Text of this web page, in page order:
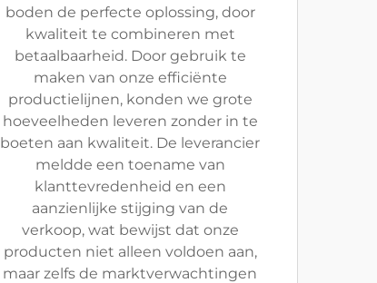
boden de perfecte oplossing, door
kwaliteit te combineren met
betaalbaarheid. Door gebruik te
maken van onze efficiënte
productielijnen, konden we grote
hoeveelheden leveren zonder in te
boeten aan kwaliteit. De leverancier
meldde een toename van
klanttevredenheid en een
aanzienlijke stijging van de
verkoop, wat bewijst dat onze
producten niet alleen voldoen aan,
maar zelfs de marktverwachtingen